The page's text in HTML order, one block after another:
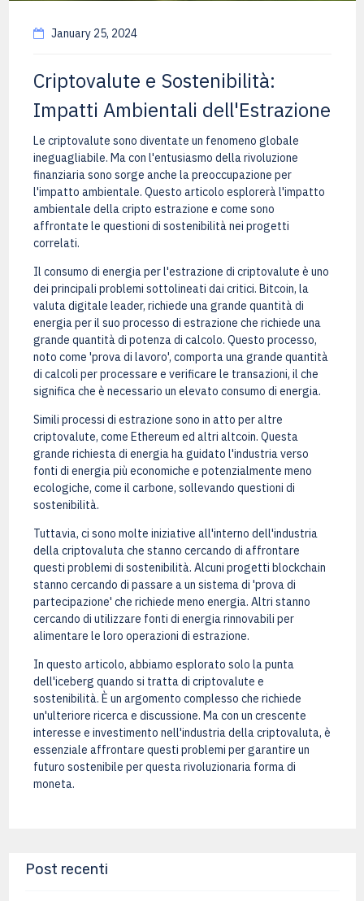
January 25, 2024
Criptovalute e Sostenibilità:
Impatti Ambientali dell'Estrazione
Le criptovalute sono diventate un fenomeno globale
ineguagliabile. Ma con l'entusiasmo della rivoluzione
finanziaria sono sorge anche la preoccupazione per
l'impatto ambientale. Questo articolo esplorerà l'impatto
ambientale della cripto estrazione e come sono
affrontate le questioni di sostenibilità nei progetti
correlati.
Il consumo di energia per l'estrazione di criptovalute è uno
dei principali problemi sottolineati dai critici. Bitcoin, la
valuta digitale leader, richiede una grande quantità di
energia per il suo processo di estrazione che richiede una
grande quantità di potenza di calcolo. Questo processo,
noto come 'prova di lavoro', comporta una grande quantità
di calcoli per processare e verificare le transazioni, il che
significa che è necessario un elevato consumo di energia.
Simili processi di estrazione sono in atto per altre
criptovalute, come Ethereum ed altri altcoin. Questa
grande richiesta di energia ha guidato l'industria verso
fonti di energia più economiche e potenzialmente meno
ecologiche, come il carbone, sollevando questioni di
sostenibilità.
Tuttavia, ci sono molte iniziative all'interno dell'industria
della criptovaluta che stanno cercando di affrontare
questi problemi di sostenibilità. Alcuni progetti blockchain
stanno cercando di passare a un sistema di 'prova di
partecipazione' che richiede meno energia. Altri stanno
cercando di utilizzare fonti di energia rinnovabili per
alimentare le loro operazioni di estrazione.
In questo articolo, abbiamo esplorato solo la punta
dell'iceberg quando si tratta di criptovalute e
sostenibilità. È un argomento complesso che richiede
un'ulteriore ricerca e discussione. Ma con un crescente
interesse e investimento nell'industria della criptovaluta, è
essenziale affrontare questi problemi per garantire un
futuro sostenibile per questa rivoluzionaria forma di
moneta.
Post recenti